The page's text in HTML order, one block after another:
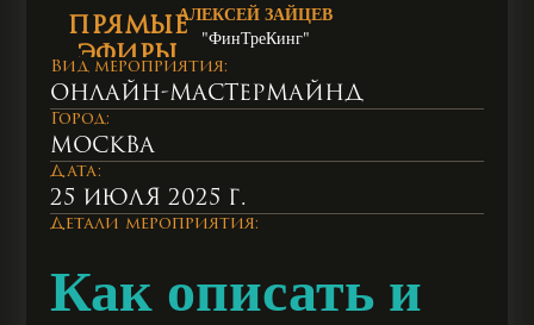
АЛЕКСЕЙ ЗАЙЦЕВ
"ФинТреКинг"
ПРЯМЫЕ
ЭФИРЫ
ПОМОГУТ
ПОВЫСИТЬ
УРОВЕНЬ
ВАШЕЙ
ПРОФЕССИОНАЛЬНОЙ
КОМПЕТЕНЦИИ
Вид мероприятия:
Онлайн-мастермайнд
Город:
Москва
Дата:
25 июля 2025 г.
Детали мероприятия:
Как описать и